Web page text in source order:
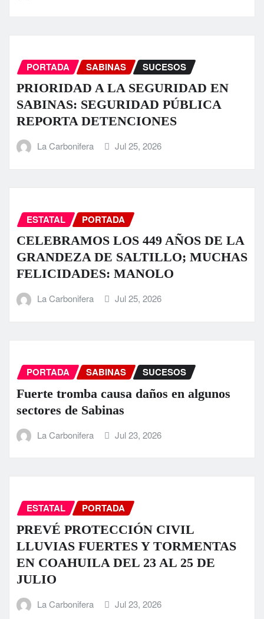
PORTADA SABINAS SUCESOS
PRIORIDAD A LA SEGURIDAD EN
SABINAS: SEGURIDAD PÚBLICA
REPORTA DETENCIONES
La Carbonifera Jul 25, 2026
ESTATAL PORTADA
CELEBRAMOS LOS 449 AÑOS DE LA
GRANDEZA DE SALTILLO; MUCHAS
FELICIDADES: MANOLO
La Carbonifera Jul 25, 2026
PORTADA SABINAS SUCESOS
Fuerte tromba causa daños en algunos
sectores de Sabinas
La Carbonifera Jul 23, 2026
ESTATAL PORTADA
PREVÉ PROTECCIÓN CIVIL
LLUVIAS FUERTES Y TORMENTAS
EN COAHUILA DEL 23 AL 25 DE
JULIO
La Carbonifera Jul 23, 2026